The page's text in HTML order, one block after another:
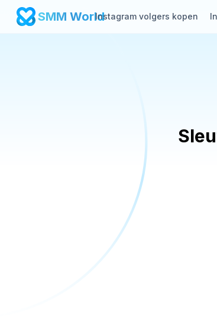
SMM WorldInstagram volgers kopen